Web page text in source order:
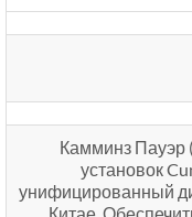
Камминз Пауэр
установок
унифицированный
Китае.